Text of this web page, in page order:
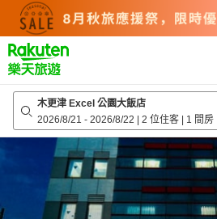
top
page
木更津 Excel 公園大飯店
2026/8/21 - 2026/8/22 | 2 位住客 | 1 間房